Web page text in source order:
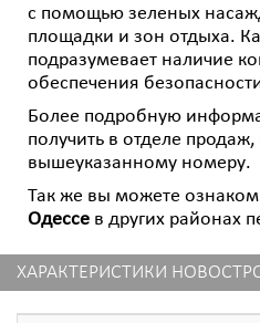
с помощью зеленых
площадки и зон отдыха.
подразумевает наличие
обеспечения
Более подробную
получить в отделе
вышеуказанному номеру.
Так же вы можете
Одессе в других районах
ХАРАКТЕРИСТИКИ